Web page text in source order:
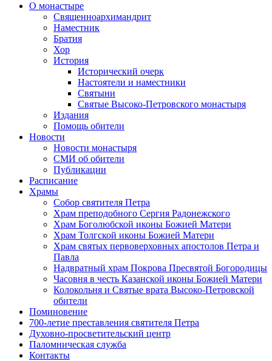
О монастыре
Священноархимандрит
Наместник
Братия
Хор
История
Исторический очерк
Настоятели и наместники
Святыни
Святые Высоко-Петровского монастыря
Издания
Помощь обители
Новости
Новости монастыря
СМИ об обители
Публикации
Расписание
Храмы
Собор святителя Петра
Храм преподобного Сергия Радонежского
Храм Боголюбской иконы Божией Матери
Храм Толгской иконы Божией Матери
Храм святых первоверховных апостолов Петра и
Павла
Надвратный храм Покрова Пресвятой Богородицы
Часовня в честь Казанской иконы Божией Матери
Колокольня и Святые врата Высоко-Петровской
обители
Поминовение
700-летие преставления святителя Петра
Духовно-просветительский центр
Паломническая служба
Контакты